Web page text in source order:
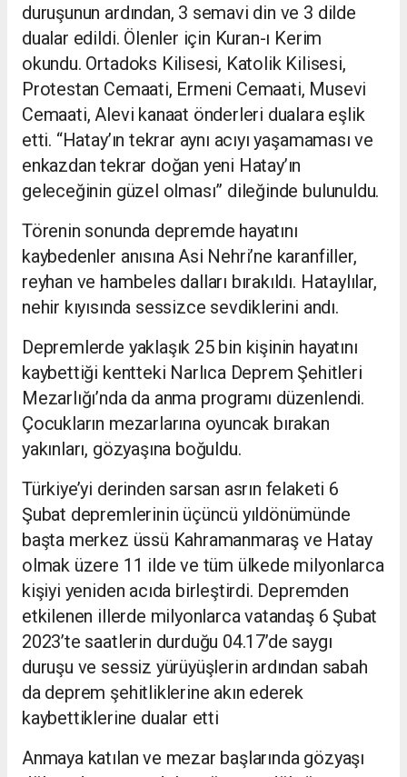
duruşunun ardından, 3 semavi din ve 3 dilde
dualar edildi. Ölenler için Kuran-ı Kerim
okundu. Ortadoks Kilisesi, Katolik Kilisesi,
Protestan Cemaati, Ermeni Cemaati, Musevi
Cemaati, Alevi kanaat önderleri dualara eşlik
etti. “Hatay’ın tekrar aynı acıyı yaşamaması ve
enkazdan tekrar doğan yeni Hatay’ın
geleceğinin güzel olması” dileğinde bulunuldu.
Törenin sonunda depremde hayatını
kaybedenler anısına Asi Nehri’ne karanfiller,
reyhan ve hambeles dalları bırakıldı. Hataylılar,
nehir kıyısında sessizce sevdiklerini andı.
Depremlerde yaklaşık 25 bin kişinin hayatını
kaybettiği kentteki Narlıca Deprem Şehitleri
Mezarlığı’nda da anma programı düzenlendi.
Çocukların mezarlarına oyuncak bırakan
yakınları, gözyaşına boğuldu.
Türkiye’yi derinden sarsan asrın felaketi 6
Şubat depremlerinin üçüncü yıldönümünde
başta merkez üssü Kahramanmaraş ve Hatay
olmak üzere 11 ilde ve tüm ülkede milyonlarca
kişiyi yeniden acıda birleştirdi. Depremden
etkilenen illerde milyonlarca vatandaş 6 Şubat
2023’te saatlerin durduğu 04.17’de saygı
duruşu ve sessiz yürüyüşlerin ardından sabah
da deprem şehitliklerine akın ederek
kaybettiklerine dualar etti
Anmaya katılan ve mezar başlarında gözyaşı